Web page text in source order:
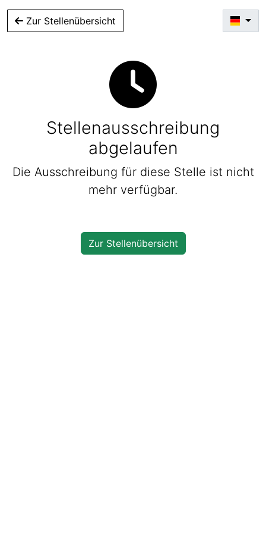
Zur Stellenübersicht
Stellenausschreibung
abgelaufen
Die Ausschreibung für diese Stelle ist nicht
mehr verfügbar.
Zur Stellenübersicht